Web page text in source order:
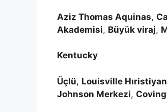
Aziz Thomas Aquinas,
Akademisi, Büyük viraj,
Kentucky
Üçlü, Louisville
Johnson Merkezi,